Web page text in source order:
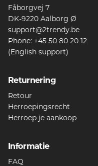
Fåborgvej 7
DK-9220 Aalborg Ø
support@2trendy.be
Phone: +45 50 80 20 12
(English support)
Returnering
Retour
Herroepingsrecht
Herroep je aankoop
Informatie
FAQ